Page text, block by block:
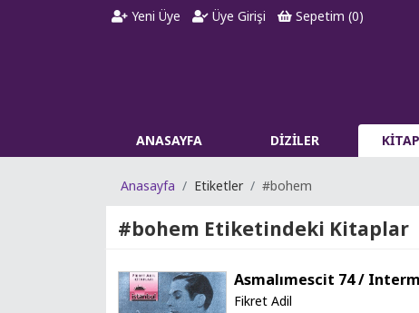
Yeni Üye Üye Girişi Sepetim (0)
ANASAYFA DİZİLER
Anasayfa Etiketler #bohem
#bohem Etiketindeki Kitaplar
Asmalımescit 74 /
Fikret Adil